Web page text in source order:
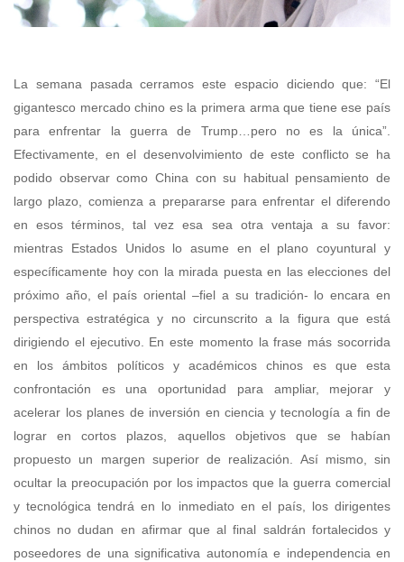
La semana pasada cerramos este espacio diciendo que: “El
gigantesco mercado chino es la primera arma que tiene ese país
para enfrentar la guerra de Trump…pero no es la única”.
Efectivamente, en el desenvolvimiento de este conflicto se ha
podido observar como China con su habitual pensamiento de
largo plazo, comienza a prepararse para enfrentar el diferendo
en esos términos, tal vez esa sea otra ventaja a su favor:
mientras Estados Unidos lo asume en el plano coyuntural y
específicamente hoy con la mirada puesta en las elecciones del
próximo año, el país oriental –fiel a su tradición- lo encara en
perspectiva estratégica y no circunscrito a la figura que está
dirigiendo el ejecutivo. En este momento la frase más socorrida
en los ámbitos políticos y académicos chinos es que esta
confrontación es una oportunidad para ampliar, mejorar y
acelerar los planes de inversión en ciencia y tecnología a fin de
lograr en cortos plazos, aquellos objetivos que se habían
propuesto un margen superior de realización. Así mismo, sin
ocultar la preocupación por los impactos que la guerra comercial
y tecnológica tendrá en lo inmediato en el país, los dirigentes
chinos no dudan en afirmar que al final saldrán fortalecidos y
poseedores de una significativa autonomía e independencia en